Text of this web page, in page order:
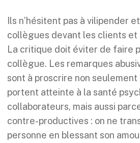
Ils n’hésitent pas à vilipender
collègues devant les clients et
La critique doit éviter de faire
collègue. Les remarques
sont à proscrire non seulement
portent atteinte à la santé
collaborateurs, mais aussi
contre-productives : on ne
personne en blessant son